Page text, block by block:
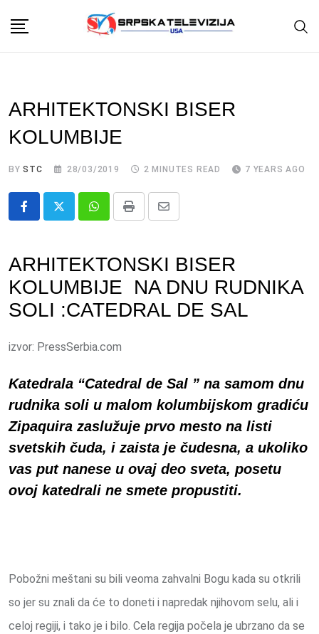
ARHITEKTONSKI BISER
KOLUMBIJE
BYSTC 28/03/2019 2 MINUTES READ 7 YEARS AGO
Whatsapp
Print
Share
Email
ARHITEKTONSKI BISER
KOLUMBIJE NA DNU RUDNIKA
SOLI :CATEDRAL DE SAL
izvor: PressSerbia.com
Katedrala “Catedral de Sal ” na samom dnu
rudnika soli u malom kolumbijskom gradiću
Zipaquira zaslužuje prvo mesto na listi
svetskih čuda, i zaista je čudesna, a ukoliko
vas put nanese u ovaj deo sveta, posetu
ovoj katedrali ne smete propustiti.
Pobožni meštani su bili veoma zahvalni Bogu kada su otkrili
so jer su znali da će to doneti i napredak njihovom selu, ali i
celoj regiji, i tako je i bilo. Cela regija počela je ubrzano da se